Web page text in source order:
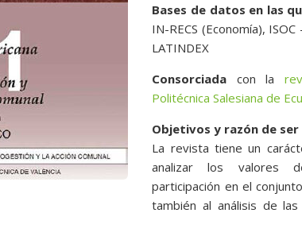
Bases de datos en las
IN-RECS (Economía),
LATINDEX
Consorciada con la
Politécnica Salesiana de
Objetivos y razón de ser
La revista tiene un
analizar los valores
participación en el
también al análisis de